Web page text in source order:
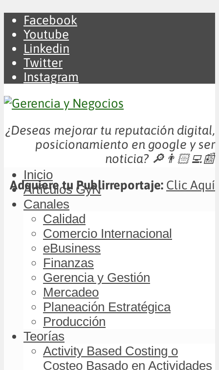
Facebook
Youtube
Linkedin
Twitter
Instagram
¿Deseas mejorar tu reputación digital,
posicionamiento en google y ser
noticia? 🔎👨🏻‍💻📰
Adquiere tu Publirreportaje: Clic Aquí
Inicio
Artículos GyN
Canales
Calidad
Comercio Internacional
eBusiness
Finanzas
Gerencia y Gestión
Mercadeo
Planeación Estratégica
Producción
Teorías
Activity Based Costing o
Costeo Basado en Actividades